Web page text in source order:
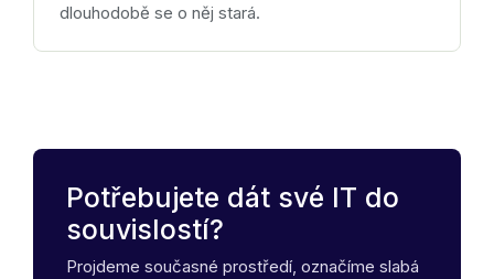
dlouhodobě se o něj stará.
Potřebujete dát své IT do
souvislostí?
Projdeme současné prostředí, označíme slabá